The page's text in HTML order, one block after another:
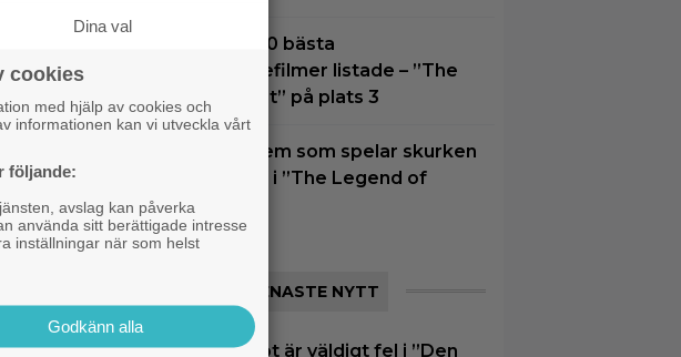
Tidernas 30 bästa
superhjältefilmer listade – ”The
Dark Knight” på plats 3
Nu vet vi vem som spelar skurken
Ganondorf i ”The Legend of
Zelda”
SENASTE NYTT
Netflix|Något är väldigt fel i ”Den
Dina val
cookies
med hjälp av cookies och
informationen kan vi utveckla vårt
följande:
avslag kan påverka
använda sitt berättigade intresse
inställningar när som helst
Godkänn alla